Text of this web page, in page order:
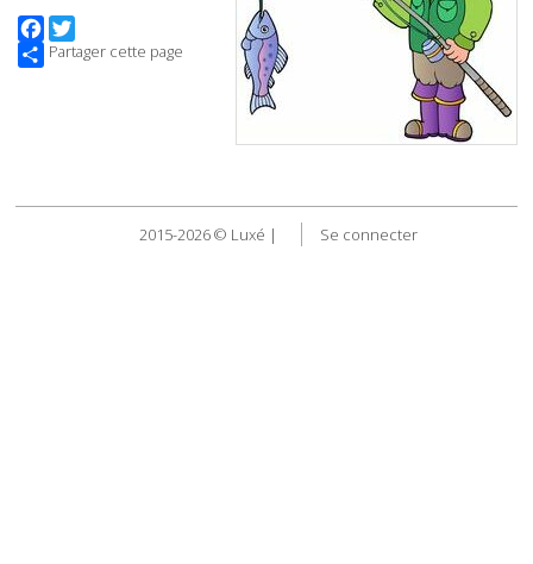
Facebook
Twitter
Partager cette page
2015-2026 © Luxé | Se connecter